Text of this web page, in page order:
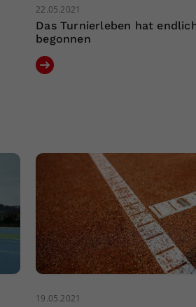
22.05.2021
Das Turnierleben hat
begonnen
19.05.2021